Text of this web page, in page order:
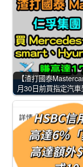
【渣打國泰
月30日前買指定汽